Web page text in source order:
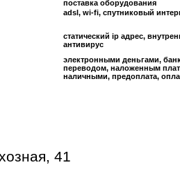
поставка оборудования
adsl, wi-fi, спутниковый
статический ip адрес,
антивирус
электронными деньгами,
переводом, наложенным
наличными, предоплата,
41